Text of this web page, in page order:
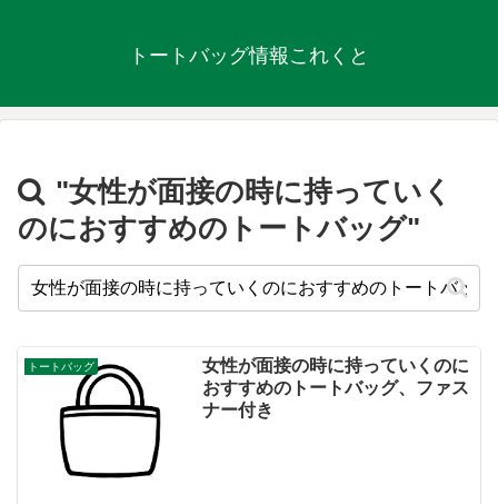
トートバッグ情報これくと
"女性が面接の時に持っていく
のにおすすめのトートバッグ"
トートバッグ
女性が面接の時に持っていくのに
おすすめのトートバッグ、ファス
ナー付き